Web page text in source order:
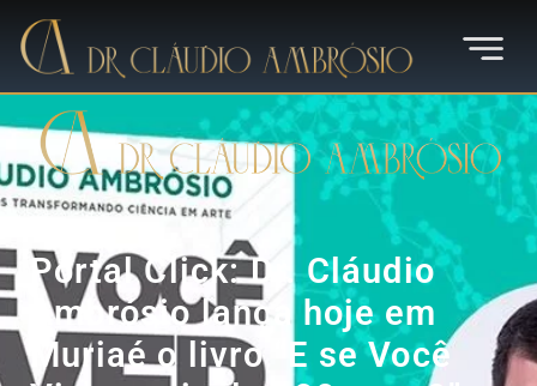
Portal Click: Dr. Cláudio
Ambrósio lança hoje em
Muriaé o livro “E se Você